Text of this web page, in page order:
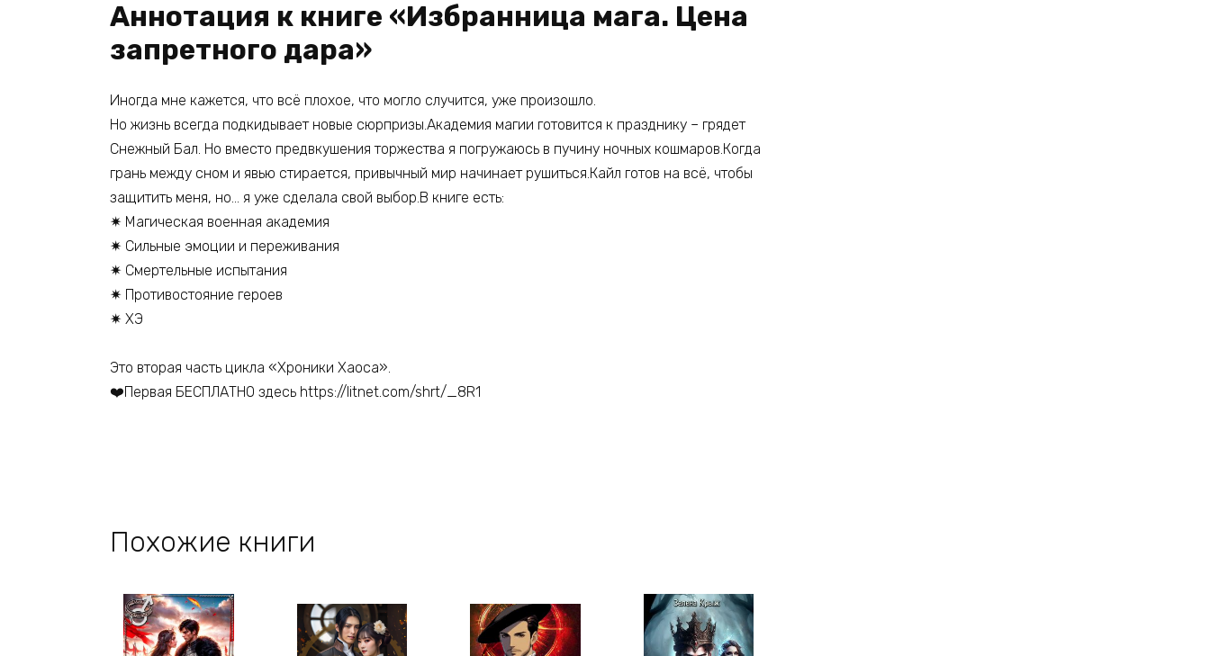
Аннотация к книге «Избранница мага. Цена
запретного дара»
Иногда мне кажется, что всё плохое, что могло случится, уже произошло.
Но жизнь всегда подкидывает новые сюрпризы.Академия магии готовится к празднику – грядет
Снежный Бал. Но вместо предвкушения торжества я погружаюсь в пучину ночных кошмаров.Когда
грань между сном и явью стирается, привычный мир начинает рушиться.Кайл готов на всё, чтобы
защитить меня, но… я уже сделала свой выбор.В книге есть:
✷ Магическая военная академия
✷ Сильные эмоции и переживания
✷ Смертельные испытания
✷ Противостояние героев
✷ ХЭ
Это вторая часть цикла «Хроники Хаоса».
❤️Первая БЕСПЛАТНО здесь https://litnet.com/shrt/_8R1
Похожие книги